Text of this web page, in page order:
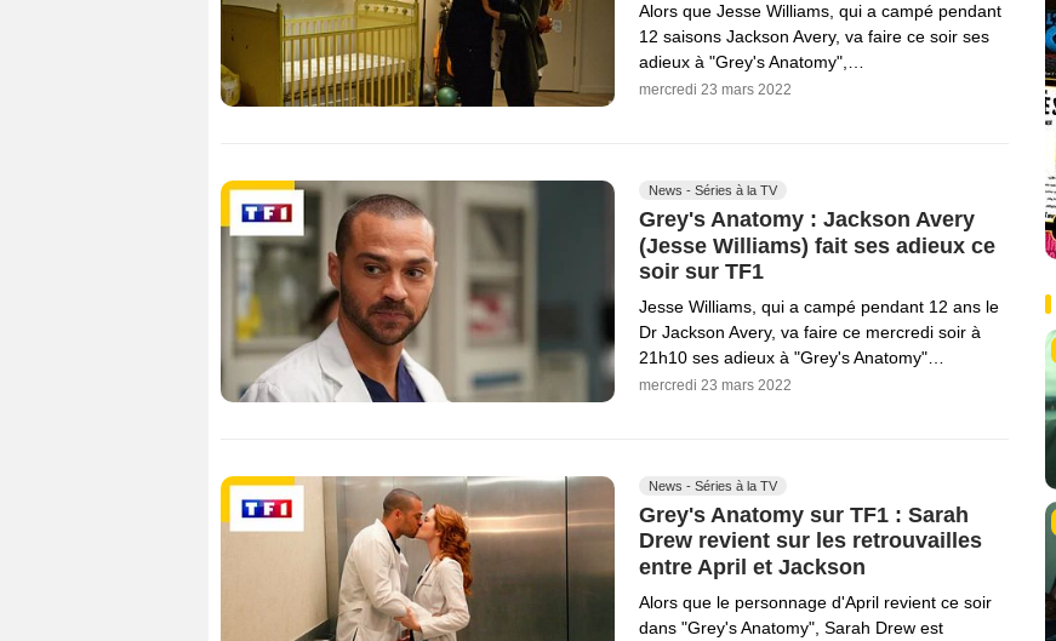
Alors que Jesse Williams, qui a campé pendant
12 saisons Jackson Avery, va faire ce soir ses
adieux à "Grey's Anatomy",…
mercredi 23 mars 2022
News - Séries à la TV
Grey's Anatomy : Jackson Avery
(Jesse Williams) fait ses adieux ce
soir sur TF1
Jesse Williams, qui a campé pendant 12 ans le
Dr Jackson Avery, va faire ce mercredi soir à
21h10 ses adieux à "Grey's Anatomy"…
mercredi 23 mars 2022
News - Séries à la TV
Grey's Anatomy sur TF1 : Sarah
Drew revient sur les retrouvailles
entre April et Jackson
Alors que le personnage d'April revient ce soir
dans "Grey's Anatomy", Sarah Drew est